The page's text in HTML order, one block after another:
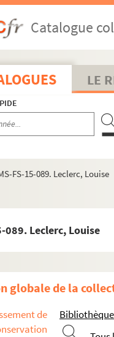
Catalogue
LE
FS-15-089. Leclerc, Louise
089. Leclerc, Louise
globale de la
de
15-0592. Féresse-
15-0595. Felhoen, A.
15-0596. Figeac, Raymond
15-0597. Figuerola Perretti,
15-0598. Flaissières, Siméon
15-082. Franco, Thereza
15-0603. Harlingue, Albert
15-084. Hubbard, Gustave-
15-085. Hugues, Clovis